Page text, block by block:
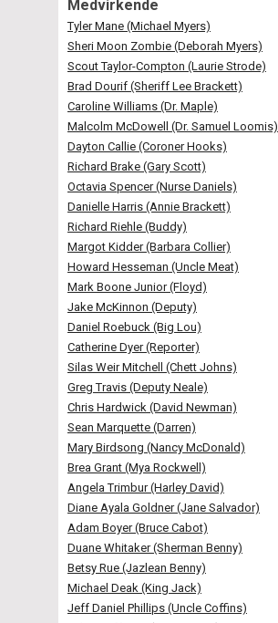
Medvirkende
Tyler Mane (Michael Myers)
Sheri Moon Zombie (Deborah Myers)
Scout Taylor-Compton (Laurie Strode)
Brad Dourif (Sheriff Lee Brackett)
Caroline Williams (Dr. Maple)
Malcolm McDowell (Dr. Samuel Loomis)
Dayton Callie (Coroner Hooks)
Richard Brake (Gary Scott)
Octavia Spencer (Nurse Daniels)
Danielle Harris (Annie Brackett)
Richard Riehle (Buddy)
Margot Kidder (Barbara Collier)
Howard Hesseman (Uncle Meat)
Mark Boone Junior (Floyd)
Jake McKinnon (Deputy)
Daniel Roebuck (Big Lou)
Catherine Dyer (Reporter)
Silas Weir Mitchell (Chett Johns)
Greg Travis (Deputy Neale)
Chris Hardwick (David Newman)
Sean Marquette (Darren)
Mary Birdsong (Nancy McDonald)
Brea Grant (Mya Rockwell)
Angela Trimbur (Harley David)
Diane Ayala Goldner (Jane Salvador)
Adam Boyer (Bruce Cabot)
Duane Whitaker (Sherman Benny)
Betsy Rue (Jazlean Benny)
Michael Deak (King Jack)
Jeff Daniel Phillips (Uncle Coffins)